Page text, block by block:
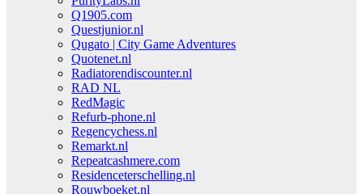
Q1905.com
Questjunior.nl
Qugato | City Game Adventures
Quotenet.nl
Radiatorendiscounter.nl
RAD NL
RedMagic
Refurb-phone.nl
Regencychess.nl
Remarkt.nl
Repeatcashmere.com
Residenceterschelling.nl
Rouwboeket.nl